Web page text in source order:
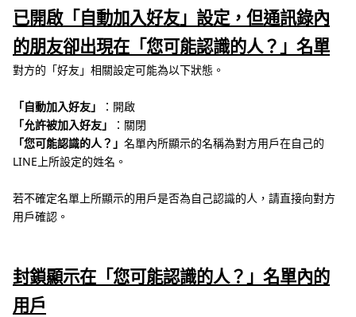
已開啟「自動加入好友」設定，但通訊錄內
的朋友卻出現在「您可能認識的人？」名單
對方的「好友」相關設定可能為以下狀態。
「自動加入好友」
：開啟
「允許被加入好友」
：關閉
「您可能認識的人？」 名單內所顯示的名稱為對方用戶在自己的
LINE上所設定的姓名。
若不確定名單上所顯示的用戶是否為自己認識的人，請直接向對方
用戶確認。
封鎖顯示在「您可能認識的人？」名單內的
用戶